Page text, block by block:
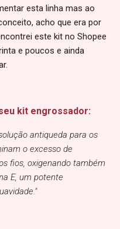
esta linha mas ao
acho que era por
este kit no Shopee
e poucos e ainda
kit engrossador:
antiqueda para os
o excesso de
fios, oxigenando também
E, um potente